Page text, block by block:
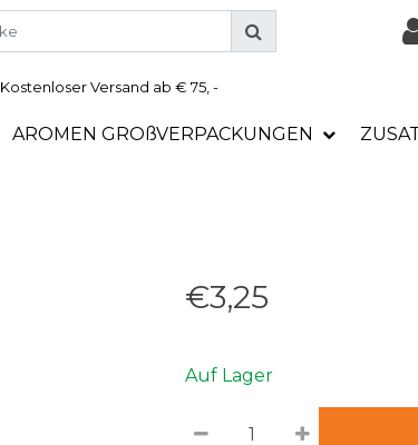
Kostenloser Versand ab € 75, -
AROMEN GROßVERPACKUNGEN
€3,25
Auf Lager